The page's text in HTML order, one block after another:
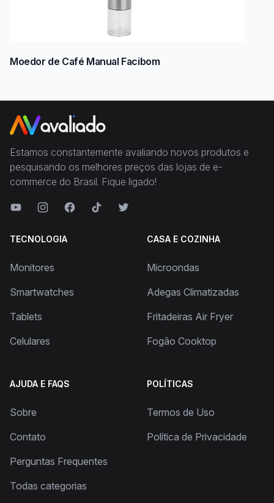
Moedor de Café Manual Facibom
Estamos constantemente avaliando novos produtos e
pesquisando os melhores preços das lojas de e-
commerce do Brasil. Fique ligado!
TECNOLOGIA
Monitores
Smartwatches
Tablets
Celulares
CASA E COZINHA
Microondas
Adegas Climatizadas
Fritadeiras Air Fryer
Fogão Cooktop
AJUDA E FAQS
Sobre
Contato
Perguntas Frequentes
Todas categorias
POLÍTICAS
Termos de Uso
Política de Privacidade